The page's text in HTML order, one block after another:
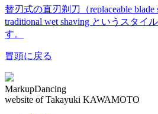
替刃式の直刃剃刀（replaceable blade
traditional wet shaving というスタイ
す。
冒頭に戻る
MarkupDancing
website of Takayuki KAWAMOTO